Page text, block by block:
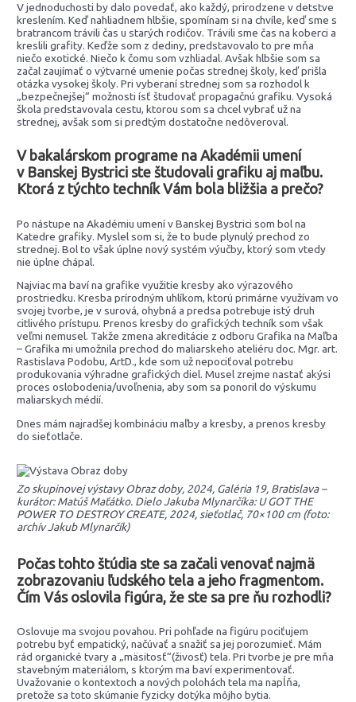
V jednoduchosti by dalo povedať, ako každý, prirodzene v detstve
kreslením. Keď nahliadnem hlbšie, spomínam si na chvíle, keď sme s
bratrancom trávili čas u starých rodičov. Trávili sme čas na koberci a
kreslili grafity. Keďže som z dediny, predstavovalo to pre mňa
niečo exotické. Niečo k čomu som vzhliadal. Avšak hlbšie som sa
začal zaujímať o výtvarné umenie počas strednej školy, keď prišla
otázka vysokej školy. Pri vyberaní strednej som sa rozhodol k
„bezpečnejšej“ možnosti ísť študovať propagačnú grafiku. Vysoká
škola predstavovala cestu, ktorou som sa chcel vybrať už na
strednej, avšak som si predtým dostatočne nedôveroval.
V bakalárskom programe na Akadémii umení
v Banskej Bystrici ste študovali grafiku aj maľbu.
Ktorá z týchto techník Vám bola bližšia a prečo?
Po nástupe na Akadémiu umení v Banskej Bystrici som bol na
Katedre grafiky. Myslel som si, že to bude plynulý prechod zo
strednej. Bol to však úplne nový systém výučby, ktorý som vtedy
nie úplne chápal.
Najviac ma baví na grafike využitie kresby ako výrazového
prostriedku. Kresba prírodným uhlíkom, ktorú primárne využívam vo
svojej tvorbe, je v surová, ohybná a predsa potrebuje istý druh
citlivého prístupu. Prenos kresby do grafických techník som však
veľmi nemusel. Takže zmena akreditácie z odboru Grafika na Maľba
– Grafika mi umožnila prechod do maliarskeho ateliéru doc. Mgr. art.
Rastislava Podobu, ArtD., kde som už nepociťoval potrebu
produkovania výhradne grafických diel. Musel zrejme nastať akýsi
proces oslobodenia/uvoľnenia, aby som sa ponoril do výskumu
maliarskych médií.
Dnes mám najradšej kombináciu maľby a kresby, a prenos kresby
do sieťotlače.
Zo skupinovej výstavy Obraz doby, 2024, Galéria 19, Bratislava –
kurátor: Matúš Maťátko. Dielo Jakuba Mlynarčíka: U GOT THE
POWER TO DESTROY CREATE, 2024, sieťotlač, 70×100 cm (foto:
archív Jakub Mlynarčík)
Počas tohto štúdia ste sa začali venovať najmä
zobrazovaniu ľudského tela a jeho fragmentom.
Čím Vás oslovila figúra, že ste sa pre ňu rozhodli?
Oslovuje ma svojou povahou. Pri pohľade na figúru pociťujem
potrebu byť empatický, načúvať a snažiť sa jej porozumieť. Mám
rád organické tvary a „mäsitosť“(živosť) tela. Pri tvorbe je pre mňa
stavebným materiálom, s ktorým ma baví experimentovať.
Uvažovanie o kontextoch a nových polohách tela ma napĺňa,
pretože sa toto skúmanie fyzicky dotýka môjho bytia.